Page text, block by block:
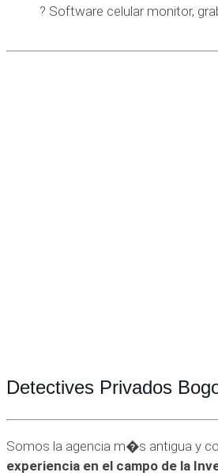
? Software celular monitor,
Detectives Privados
Somos la agencia m�s antigua y
experiencia en el campo de la